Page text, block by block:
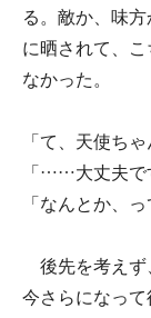
る。敵か、味
に晒されて、
なかった。
「て、天使ち
「……大丈夫で
「なんとか、
後先を考えず
今さらになっ